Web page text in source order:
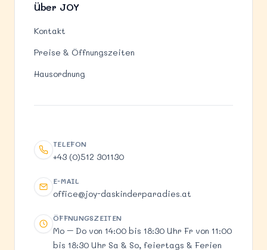
Über JOY
Kontakt
Preise & Öffnungszeiten
Hausordnung
Telefon
TELEFON
+43 (0)512 301130
E-Mail
E-MAIL
office@joy-daskinderparadies.at
Öffnungszeiten
ÖFFNUNGSZEITEN
Mo – Do von 14:00 bis 18:30 Uhr Fr von 11:00
bis 18:30 Uhr Sa & So, feiertags & Ferien